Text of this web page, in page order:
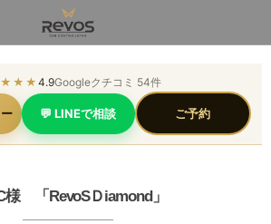
4.9Googleクチコミ 54件
💬 LINEで相談 ご予約
様 「RevoSＤiamond」